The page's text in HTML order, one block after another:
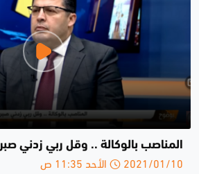
المناصب بالوكالة .. وقل ربي زدني صبرا
2021/01/10 الأحد 11:35 ص